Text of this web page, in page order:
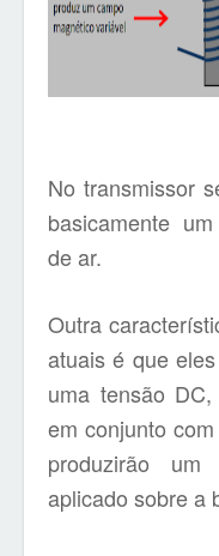
No transmissor
basicamente
de ar.
Outra
atuais é que
uma tensão
em conjunto
produzirão
aplicado sobre a